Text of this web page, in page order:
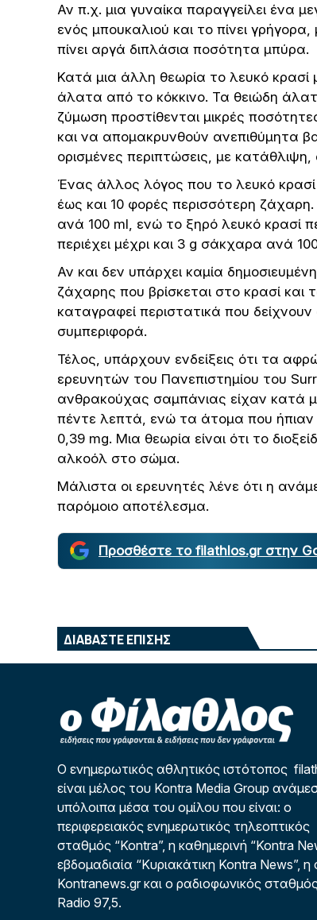
Αν π.χ. μια γυναίκα παραγγείλει ένα
ενός μπουκαλιού και το πίνει
πίνει αργά διπλάσια ποσότητα μπύρα.
Κατά μια άλλη θεωρία το λευκό κρασί
άλατα από το κόκκινο. Τα θειώδη
ζύμωση προστίθενται μικρές
και να απομακρυνθούν ανεπιθύμητα
ορισμένες περιπτώσεις, με
Ένας άλλος λόγος που το λευκό κρασί
έως και 10 φορές περισσότερη ζάχαρη.
ανά 100 ml, ενώ το ξηρό λευκό κρασί
περιέχει μέχρι και 3 g σάκχαρα ανά
Αν και δεν υπάρχει καμία
ζάχαρης που βρίσκεται στο κρασί
καταγραφεί περιστατικά που
συμπεριφορά.
Τέλος, υπάρχουν ενδείξεις ότι τα
ερευνητών του Πανεπιστημίου του
ανθρακούχας σαμπάνιας είχαν κατά
πέντε λεπτά, ενώ τα άτομα που
0,39 mg. Μια θεωρία είναι ότι το
αλκοόλ στο σώμα.
Μάλιστα οι ερευνητές λένε ότι η
παρόμοιο αποτέλεσμα.
Προσθέστε το filathlos.gr στην
ΔΙΑΒΑΣΤΕ ΕΠΙΣΗΣ
Ο ενημερωτικός αθλητικός ιστότοπος
είναι μέλος του Kontra Media Group
υπόλοιπα μέσα του ομίλου που είναι: ο
περιφερειακός ενημερωτικός τηλεοπτικός
σταθμός “Kontra”, η καθημερινή “Kontra
εβδομαδιαία “Κυριακάτικη Kontra News”, η
Kontranews.gr και ο ραδιοφωνικός
Radio 97,5.